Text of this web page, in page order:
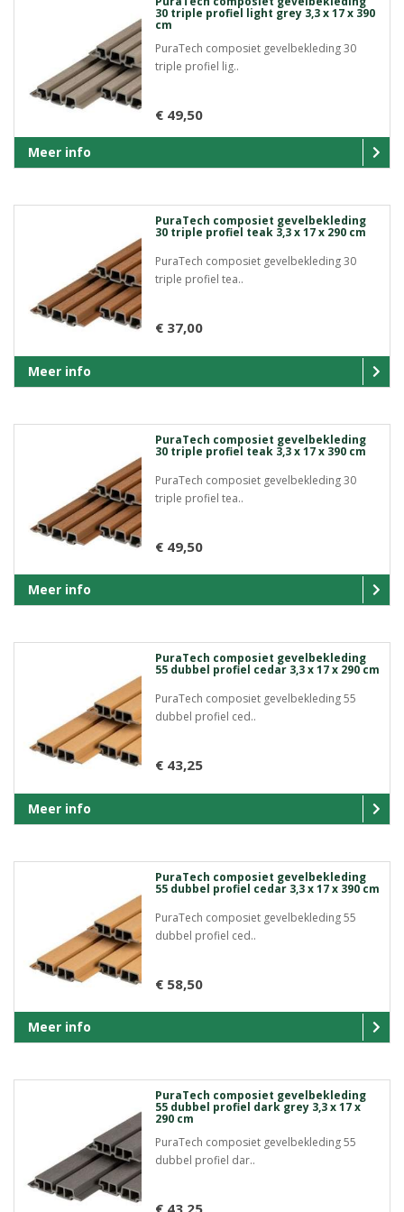
30 triple profiel light grey 3,3 x 17 x 390
cm
PuraTech composiet gevelbekleding 30
triple profiel lig..
€ 49,50
Meer info
PuraTech composiet gevelbekleding
30 triple profiel teak 3,3 x 17 x 290 cm
PuraTech composiet gevelbekleding 30
triple profiel tea..
€ 37,00
Meer info
PuraTech composiet gevelbekleding
30 triple profiel teak 3,3 x 17 x 390 cm
PuraTech composiet gevelbekleding 30
triple profiel tea..
€ 49,50
Meer info
PuraTech composiet gevelbekleding
55 dubbel profiel cedar 3,3 x 17 x 290 cm
PuraTech composiet gevelbekleding 55
dubbel profiel ced..
€ 43,25
Meer info
PuraTech composiet gevelbekleding
55 dubbel profiel cedar 3,3 x 17 x 390 cm
PuraTech composiet gevelbekleding 55
dubbel profiel ced..
€ 58,50
Meer info
PuraTech composiet gevelbekleding
55 dubbel profiel dark grey 3,3 x 17 x
290 cm
PuraTech composiet gevelbekleding 55
dubbel profiel dar..
€ 43,25